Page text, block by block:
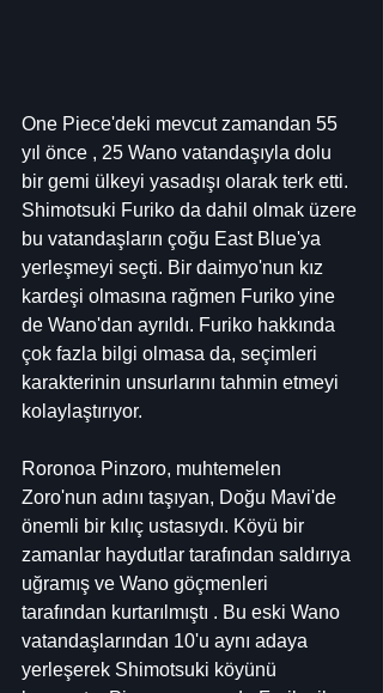
One Piece'deki mevcut zamandan 55
yıl önce , 25 Wano vatandaşıyla dolu
bir gemi ülkeyi yasadışı olarak terk etti.
Shimotsuki Furiko da dahil olmak üzere
bu vatandaşların çoğu East Blue'ya
yerleşmeyi seçti. Bir daimyo'nun kız
kardeşi olmasına rağmen Furiko yine
de Wano'dan ayrıldı. Furiko hakkında
çok fazla bilgi olmasa da, seçimleri
karakterinin unsurlarını tahmin etmeyi
kolaylaştırıyor.
Roronoa Pinzoro, muhtemelen
Zoro'nun adını taşıyan, Doğu Mavi'de
önemli bir kılıç ustasıydı. Köyü bir
zamanlar haydutlar tarafından saldırıya
uğramış ve Wano göçmenleri
tarafından kurtarılmıştı . Bu eski Wano
vatandaşlarından 10'u aynı adaya
yerleşerek Shimotsuki köyünü